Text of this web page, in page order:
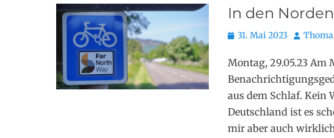
In den Norden
Posted
31. Mai 2023 Autor
Montag, 29.05.23 Am
aus dem Schlaf. Kein
Deutschland ist es
mir aber auch